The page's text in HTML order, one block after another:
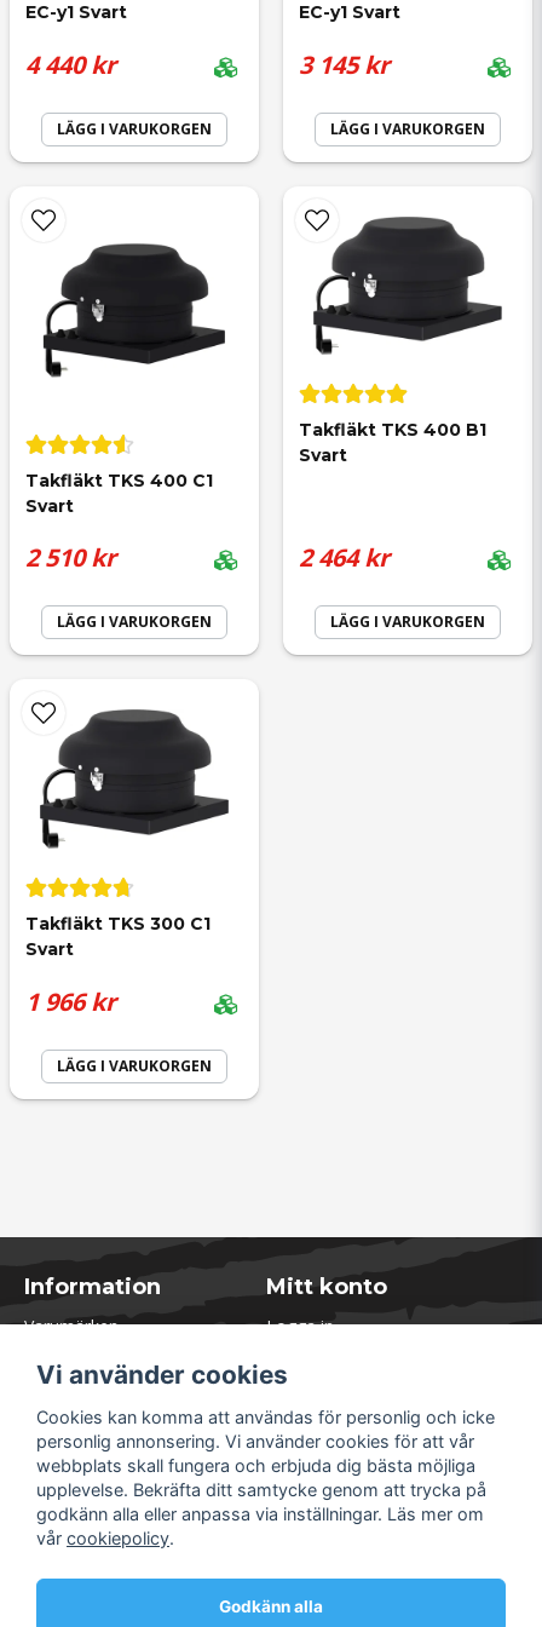
Ja, ni får publicera min fråga
Skicka fråga
EC-y1 Svart
4 440 kr
LÄGG I VARUKORGEN
EC-y1 Svart
3 145 kr
LÄGG I VARUKORGEN
Takfläkt TKS 400 C1
Svart
2 510 kr
LÄGG I VARUKORGEN
Takfläkt TKS 400 B1
Svart
2 464 kr
LÄGG I VARUKORGEN
Takfläkt TKS 300 C1
Svart
1 966 kr
LÄGG I VARUKORGEN
Information
Varumärken
Kontakta oss
Öppettider Lager
Om Soliduct
Soliduct & Ventilation.se
Informationssidor
Returer
Villkor & Policy
Mitt konto
Logga in
Glömt lösenord?
Säkra betalningar
Vi använder cookies
Cookies kan komma att användas för personlig och icke
personlig annonsering. Vi använder cookies för att vår
webbplats skall fungera och erbjuda dig bästa möjliga
upplevelse. Bekräfta ditt samtycke genom att trycka på
godkänn alla eller anpassa via inställningar. Läs mer om
vår cookiepolicy.
Godkänn alla